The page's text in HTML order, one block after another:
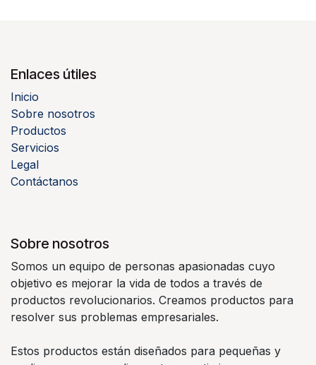
Enlaces útiles
Inicio
Sobre nosotros
Productos
Servicios
Legal
Contáctanos
Sobre nosotros
Somos un equipo de personas apasionadas cuyo
objetivo es mejorar la vida de todos a través de
productos revolucionarios. Creamos productos para
resolver sus problemas empresariales.
Estos productos están diseñados para pequeñas y